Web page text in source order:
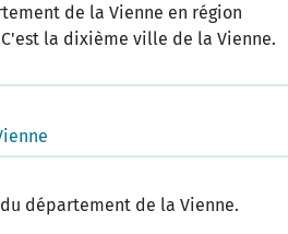
de la Vienne en région
la dixième ville de la Vienne.
département de la Vienne.